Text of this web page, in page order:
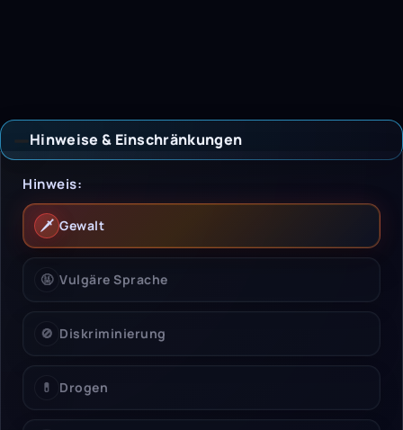
Hinweise & Einschränkungen
Hinweise &
Hinweis:
🗡️ Gewalt
🤬 Vulgäre Sprache
🚫 Diskriminierung
💊 Drogen